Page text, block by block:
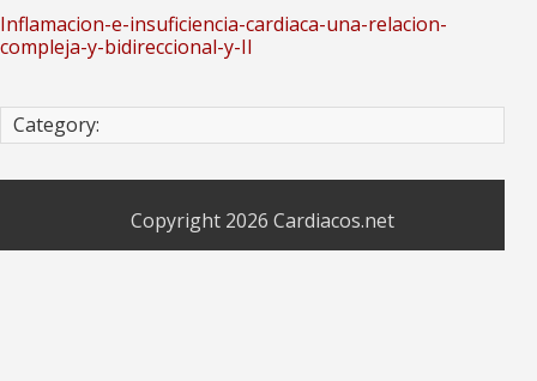
Inflamacion-e-insuficiencia-cardiaca-una-relacion-
compleja-y-bidireccional-y-II
Category:
Copyright 2026 Cardiacos.net